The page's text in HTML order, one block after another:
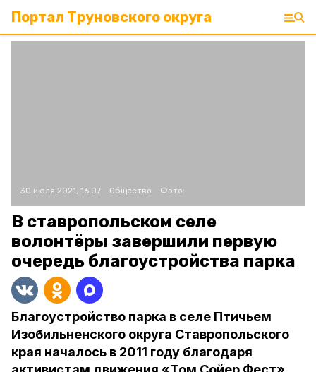
Портал Труновского округа
30 июля 2021, 16:07 Общество Фото:
В ставропольском селе
волонтёры завершили первую
очередь благоустройства парка
Благоустройство парка в селе Птичьем
Изобильненского округа Ставропольского
края началось в 2011 году благодаря